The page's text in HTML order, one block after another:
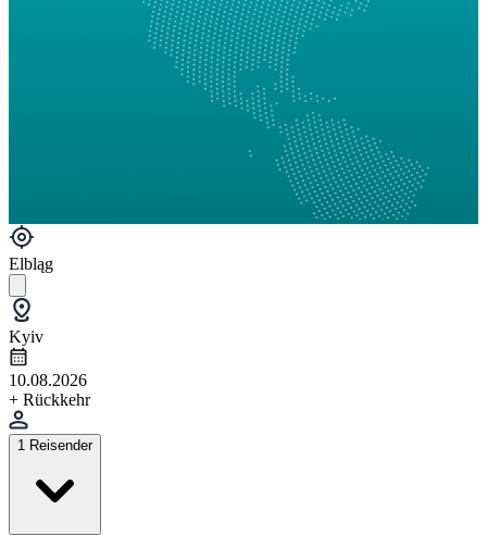
Elbląg
Kyiv
10.08.2026
+ Rückkehr
1 Reisender